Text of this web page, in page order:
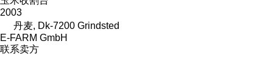
2003
丹麦, Dk-7200 Grindsted
E-FARM GmbH
联系卖方